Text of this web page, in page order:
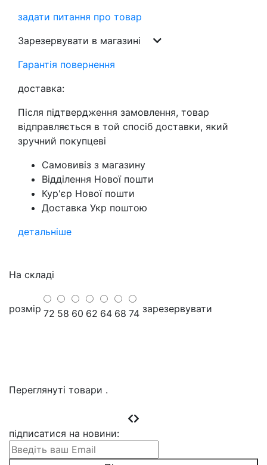
задати питання про товар
Зарезервувати в магазині
Гарантія повернення
доставка:
Після підтвердження замовлення, товар
відправляється в той спосіб доставки, який
зручний покупцеві
Самовивіз з магазину
Відділення Нової пошти
Кур'єр Нової пошти
Доставка Укр поштою
детальніше
На складі
розмір 72 58 60 62 64 68 74 зарезервувати
Переглянуті товари .
підписатися на новини: